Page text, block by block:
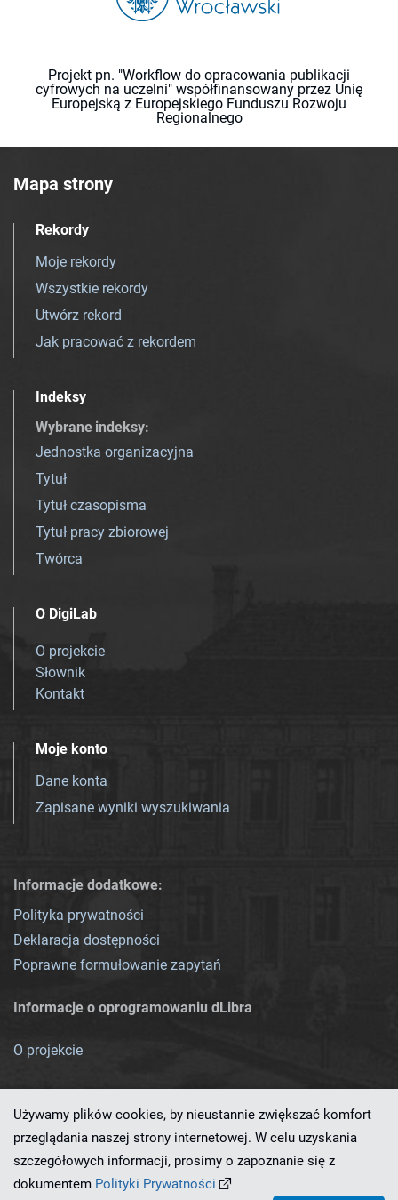
Projekt pn. "Workflow do opracowania publikacji
cyfrowych na uczelni" współfinansowany przez Unię
Europejską z Europejskiego Funduszu Rozwoju
Regionalnego
Mapa strony
Rekordy
Moje rekordy
Wszystkie rekordy
Utwórz rekord
Jak pracować z rekordem
Indeksy
Wybrane indeksy:
Jednostka organizacyjna
Tytuł
Tytuł czasopisma
Tytuł pracy zbiorowej
Twórca
O DigiLab
O projekcie
Słownik
Kontakt
Moje konto
Dane konta
Zapisane wyniki wyszukiwania
Informacje dodatkowe:
Polityka prywatności
Deklaracja dostępności
Poprawne formułowanie zapytań
Informacje o oprogramowaniu dLibra
O projekcie
Ten serwis działa dzięki oprogramowaniu
Używamy plików cookies, by nieustannie zwiększać komfort
przeglądania naszej strony internetowej. W celu uzyskania
szczegółowych informacji, prosimy o zapoznanie się z
dokumentem Polityki Prywatności